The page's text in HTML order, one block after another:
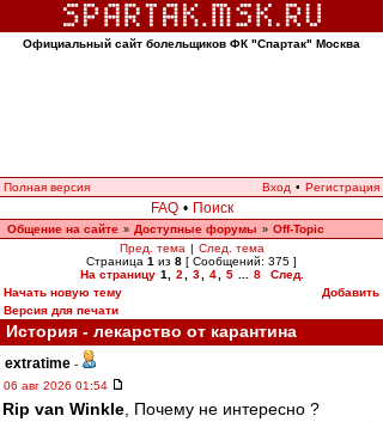
Официальный сайт болельщиков ФК "Спартак" Москва
Полная версия Вход • Регистрация
FAQ • Поиск
Общение на сайте » Доступные форумы » Off-Topic
Пред. тема | След. тема
Страница 1 из 8 [ Сообщений: 375 ]
На страницу 1 2 3 4 5 8
След.
Начать новую тему
Добавить
Версия для печати
История - лекарство от карантина
extratime -
06 авг 2026 01:54
Rip van Winkle , Почему не интересно ?